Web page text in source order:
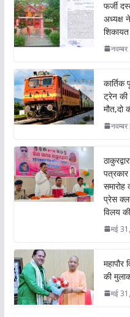
o
k
p
p
फर्जी
अध्यक्ष
शिकायत
कार्तिक
ट्रेन
मौत,दो
पत्रकार
समारोह
प्रेस
विलय
मई
की
मई